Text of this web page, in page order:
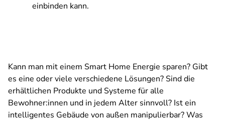
einbinden kann.
Kann man mit einem Smart Home Energie sparen? Gibt
es eine oder viele verschiedene Lösungen? Sind die
erhältlichen Produkte und Systeme für alle
Bewohner:innen und in jedem Alter sinnvoll? Ist ein
intelligentes Gebäude von außen manipulierbar? Was